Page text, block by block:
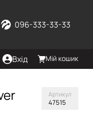
096-333-33-33
Вхід Мій кошик
Артикул
47515